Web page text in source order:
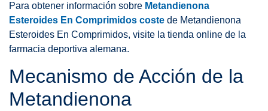
Para obtener información sobre Metandienona
Esteroides En Comprimidos coste de Metandienona
Esteroides En Comprimidos, visite la tienda online de la
farmacia deportiva alemana.
Mecanismo de Acción de la
Metandienona